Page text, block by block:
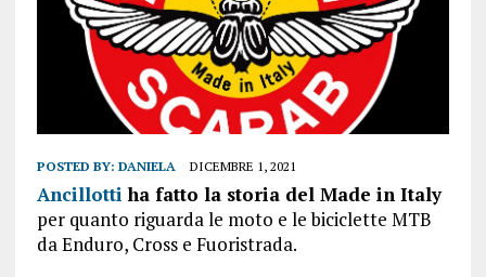
POSTED BY: DANIELA DICEMBRE 1, 2021
Ancillottiha fatto la storia del Made in Italy
per quanto riguarda le moto e le biciclette MTB
da Enduro, Cross e Fuoristrada.